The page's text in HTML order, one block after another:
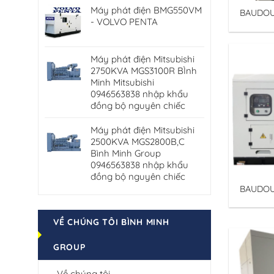
Máy phát điện BMG550VM
- VOLVO PENTA
Máy phát điện Mitsubishi
2750KVA MGS3100R BÌnh
Minh Mitsubishi
0946563838 nhập khẩu
đồng bộ nguyên chiếc
Máy phát điện Mitsubishi
2500KVA MGS2800B,C
Bình Minh Group
0946563838 nhập khẩu
đồng bộ nguyên chiếc
VỀ CHÚNG TÔI BÌNH MINH
GROUP